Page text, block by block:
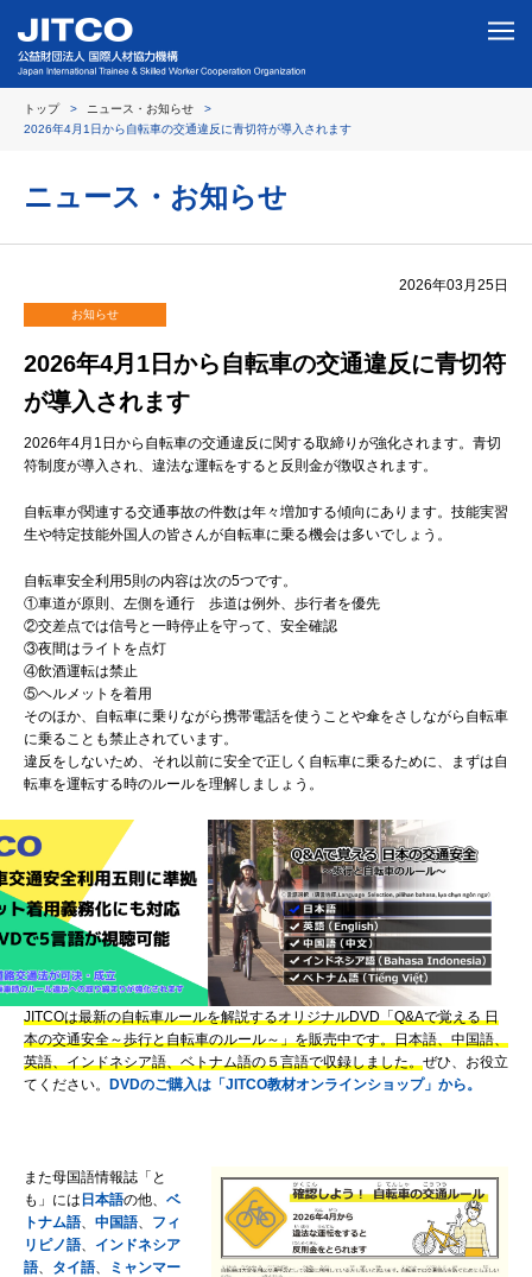
トップ
ニュース・お知らせ
2026年4月1日から自転車の交通違反に青切符が導入されます
ニュース・お知らせ
2026年03月25日
お知らせ
2026年4月1日から自転車の交通違反に青切符
が導入されます
2026年4月1日から自転車の交通違反に関する取締りが強化されます。青切
符制度が導入され、違法な運転をすると反則金が徴収されます。
自転車が関連する交通事故の件数は年々増加する傾向にあります。技能実習
生や特定技能外国人の皆さんが自転車に乗る機会は多いでしょう。
自転車安全利用5則の内容は次の5つです。
①車道が原則、左側を通行 歩道は例外、歩行者を優先
②交差点では信号と一時停止を守って、安全確認
③夜間はライトを点灯
④飲酒運転は禁止
⑤ヘルメットを着用
そのほか、自転車に乗りながら携帯電話を使うことや傘をさしながら自転車
に乗ることも禁止されています。
違反をしないため、それ以前に安全で正しく自転車に乗るために、まずは自
転車を運転する時のルールを理解しましょう。
JITCOは最新の自転車ルールを解説するオリジナルDVD「Q&Aで覚える 日
本の交通安全～歩行と自転車のルール～」を販売中です。日本語、中国語、
英語、インドネシア語、ベトナム語の５言語で収録しました。 ぜひ、お役立
てください。 DVDのご購入は「JITCO教材オンラインショップ」から。
また母国語情報誌「と
も」には 日本語の他、 ベ
トナム語、 中国語、 フィ
リピノ語、 インドネシア
語、 タイ語、
ミャンマー